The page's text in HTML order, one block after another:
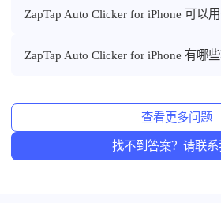
ZapTap Auto Clicker for iPhone 可以用
ZapTap Auto Clicker for iPhone 有哪些
查看更多问题
找不到答案？请联系